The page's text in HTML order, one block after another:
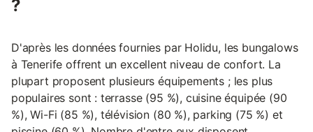
?
D'après les données fournies par Holidu, les bungalows
à Tenerife offrent un excellent niveau de confort. La
plupart proposent plusieurs équipements ; les plus
populaires sont : terrasse (95 %), cuisine équipée (90
%), Wi-Fi (85 %), télévision (80 %), parking (75 %) et